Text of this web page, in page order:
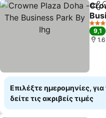
5
9,1
Επιλέξτε ημερομηνίες, για
δείτε τις ακριβείς τιμές